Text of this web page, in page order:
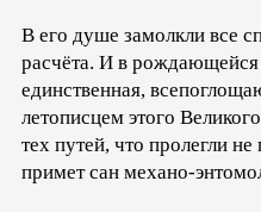
В его душе замолкли все
расчёта. И в рождающейся
единственная,
летописцем этого
тех путей, что пролегли
примет сан механо-